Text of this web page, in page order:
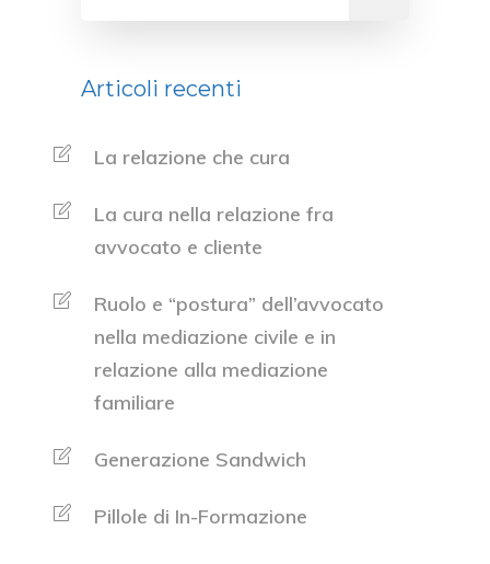
Articoli recenti
La relazione che cura
La cura nella relazione fra
avvocato e cliente
Ruolo e “postura” dell’avvocato
nella mediazione civile e in
relazione alla mediazione
familiare
Generazione Sandwich
Pillole di In-Formazione